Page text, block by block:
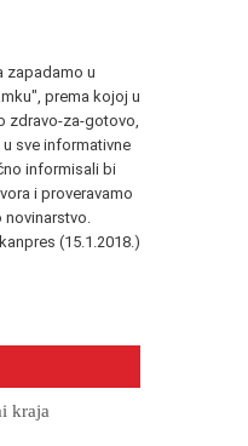
zapadamo u
prema kojoj u
zdravo-za-gotovo,
sve informativne
informisali bi
i proveravamo
(15.1.2018.)
kraja